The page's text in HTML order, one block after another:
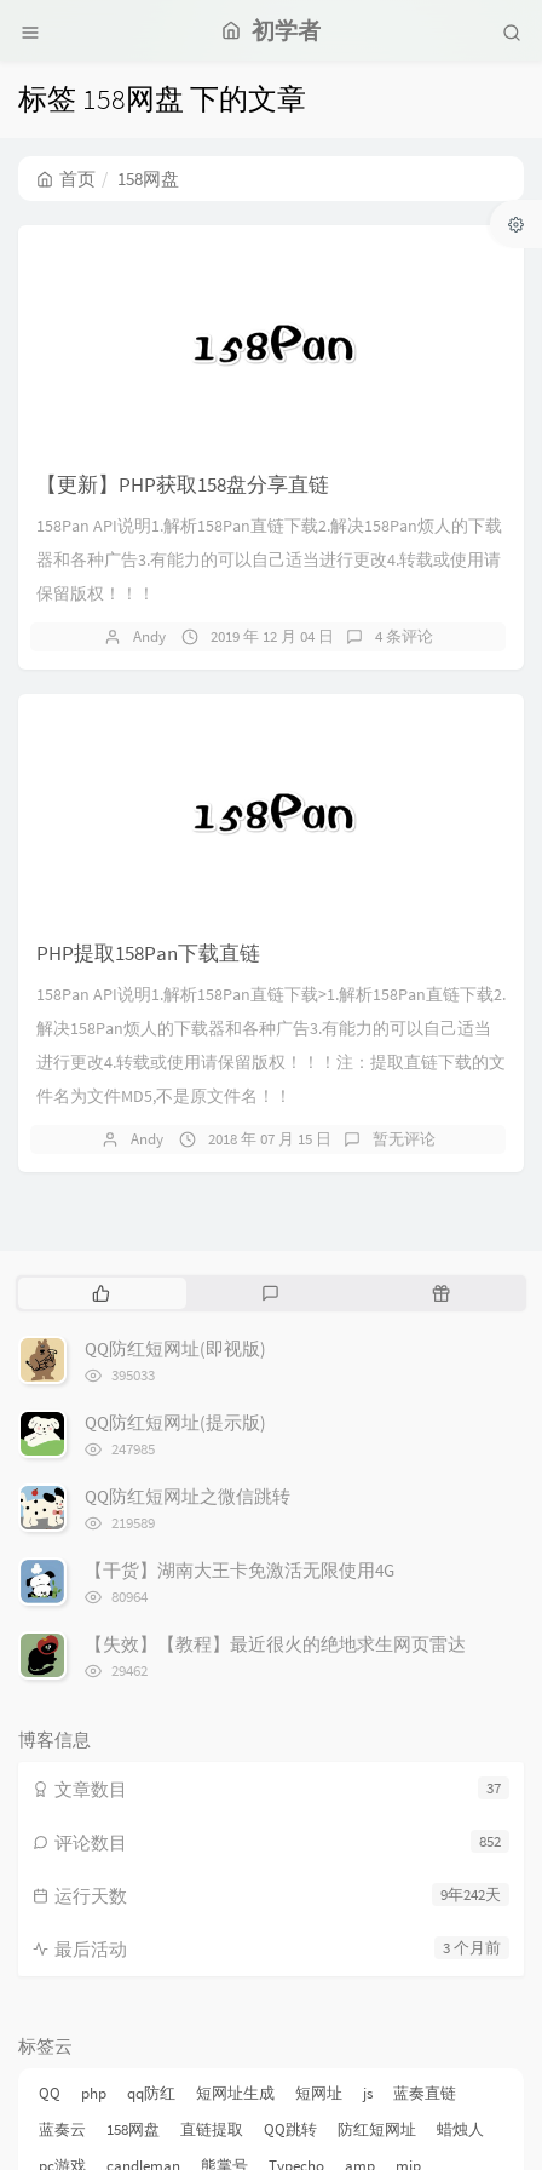
初学者
标签 158网盘 下的文章
首页 158网盘
【更新】PHP获取158盘分享直链
158Pan API说明1.解析158Pan直链下载2.解决158Pan烦人的下载
器和各种广告3.有能力的可以自己适当进行更改4.转载或使用请
保留版权！！！
Andy 2019 年 12 月 04 日 4 条评论
PHP提取158Pan下载直链
158Pan API说明1.解析158Pan直链下载>1.解析158Pan直链下载2.
解决158Pan烦人的下载器和各种广告3.有能力的可以自己适当
进行更改4.转载或使用请保留版权！！！注：提取直链下载的文
件名为文件MD5,不是原文件名！！
Andy 2018 年 07 月 15 日 暂无评论
热
文
章
随
QQ防红短网址(即视版)
浏
次
数:
395033
QQ防红短网址(提示版)
浏
次
数:
247985
QQ防红短网址之微信跳转
浏
次
数:
219589
【干货】湖南大王卡免激活无限使用4G
浏
次
数:
80964
【失效】【教程】最近很火的绝地求生网页雷达
浏
29462
博客信息
37
文章数目
852
评论数目
9年242天
运行天数
3 个月前
最后活动
标签云
QQ php qq防红 短网址生成 短网址 js
蓝奏直链
蓝奏云
158网盘 直链提取 QQ跳转 防红短网址
蜡烛人
pc游戏
candleman 熊掌号 Typecho amp mip